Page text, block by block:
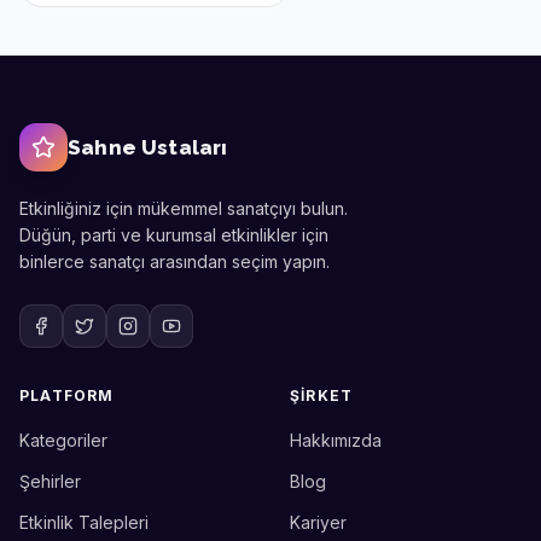
Sahne Ustaları
Etkinliğiniz için mükemmel sanatçıyı bulun.
Düğün, parti ve kurumsal etkinlikler için
binlerce sanatçı arasından seçim yapın.
PLATFORM
Kategoriler
Şehirler
Etkinlik Talepleri
ŞIRKET
Hakkımızda
Blog
Kariyer
Etkinlik uzmanınız
Merhaba! Size nasıl yardımcı